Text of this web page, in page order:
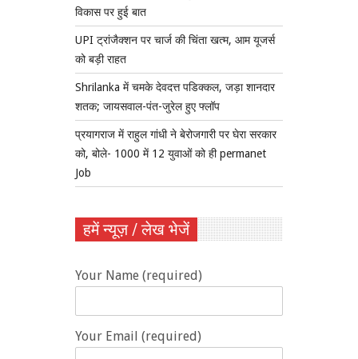
विकास पर हुई बात
UPI ट्रांजैक्शन पर चार्ज की चिंता खत्म, आम यूजर्स
को बड़ी राहत
Shrilanka में चमके देवदत्त पडिक्कल, जड़ा शानदार
शतक; जायसवाल-पंत-जुरेल हुए फ्लॉप
प्रयागराज में राहुल गांधी ने बेरोजगारी पर घेरा सरकार
को, बोले- 1000 में 12 युवाओं को ही permanet
Job
हमें न्यूज़ / लेख भेजें
Your Name (required)
Your Email (required)